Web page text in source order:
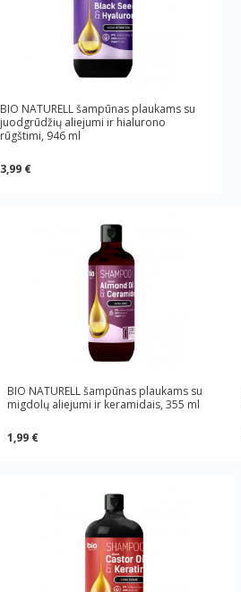
BIO NATURELL šampūnas plaukams su
juodgrūdžių aliejumi ir hialurono
rūgštimi, 946 ml
3,99 €
BIO NATURELL šampūnas plaukams su
migdolų aliejumi ir keramidais, 355 ml
1,99 €